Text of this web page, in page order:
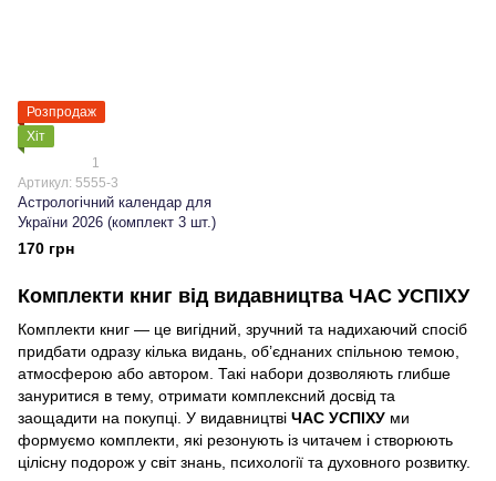
Розпродаж
Хіт
1
Артикул: 5555-3
Астрологічний календар для
України 2026 (комплект 3 шт.)
170 грн
Комплекти книг від видавництва ЧАС УСПІХУ
Комплекти книг — це вигідний, зручний та надихаючий спосіб
придбати одразу кілька видань, об’єднаних спільною темою,
атмосферою або автором. Такі набори дозволяють глибше
зануритися в тему, отримати комплексний досвід та
заощадити на покупці. У видавництві ЧАС УСПІХУ ми
формуємо комплекти, які резонують із читачем і створюють
цілісну подорож у світ знань, психології та духовного розвитку.